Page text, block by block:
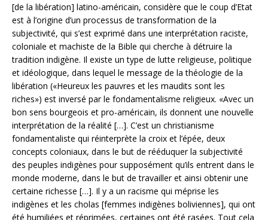
[de la libération] latino-américain, considère que le coup d’Etat
est à l’origine d’un processus de transformation de la
subjectivité, qui s’est exprimé dans une interprétation raciste,
coloniale et machiste de la Bible qui cherche à détruire la
tradition indigène. Il existe un type de lutte religieuse, politique
et idéologique, dans lequel le message de la théologie de la
libération («Heureux les pauvres et les maudits sont les
riches») est inversé par le fondamentalisme religieux. «Avec un
bon sens bourgeois et pro-américain, ils donnent une nouvelle
interprétation de la réalité […]. C’est un christianisme
fondamentaliste qui réinterprète la croix et l’épée, deux
concepts coloniaux, dans le but de rééduquer la subjectivité
des peuples indigènes pour supposément qu’ils entrent dans le
monde moderne, dans le but de travailler et ainsi obtenir une
certaine richesse […]. Il y a un racisme qui méprise les
indigènes et les cholas [femmes indigènes boliviennes], qui ont
été humiliées et réprimées, certaines ont été rasées. Tout cela